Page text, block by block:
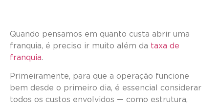
Quando pensamos em quanto custa abrir uma
franquia, é preciso ir muito além da taxa de
franquia.
Primeiramente, para que a operação funcione
bem desde o primeiro dia, é essencial considerar
todos os custos envolvidos — como estrutura,